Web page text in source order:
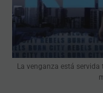
La venganza está